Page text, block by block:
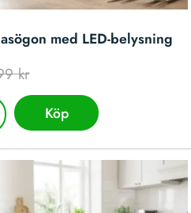
med LED-belysning
kr
Köp